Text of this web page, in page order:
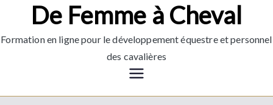
De Femme à Cheval
Formation en ligne pour le développement équestre et personnel
des cavalières